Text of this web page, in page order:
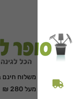
משלוח חינם בקניה
מעל 280 ₪